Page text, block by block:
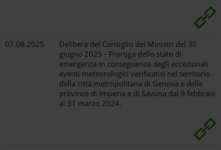
07.08.2025
Delibera del Consiglio dei Ministri del 30
giugno 2025 - Proroga dello stato di
emergenza in conseguenza degli eccezionali
eventi meteorologici verificatisi nel territorio
della città metropolitana di Genova e delle
province di Imperia e di Savona dal 9 febbraio
al 31 marzo 2024.